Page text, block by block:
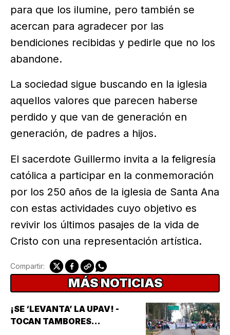
para que los ilumine, pero también se
acercan para agradecer por las
bendiciones recibidas y pedirle que no los
abandone.
La sociedad sigue buscando en la iglesia
aquellos valores que parecen haberse
perdido y que van de generación en
generación, de padres a hijos.
El sacerdote Guillermo invita a la feligresía
católica a participar en la conmemoración
por los 250 años de la iglesia de Santa Ana
con estas actividades cuyo objetivo es
revivir los últimos pasajes de la vida de
Cristo con una representación artística.
Compartir:
MÁS NOTICIAS
¡SE ‘LEVANTA’ LA UPAV! -
TOCAN TAMBORES...